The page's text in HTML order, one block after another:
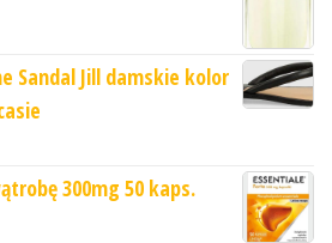
Sandal Jill damskie kolor
300mg 50 kaps.